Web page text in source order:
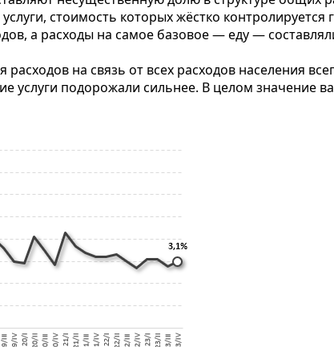
стоимость которых жёстко
а расходы на самое базовое — еду —
на связь от всех расходов населения
услуги подорожали сильнее. В целом значение